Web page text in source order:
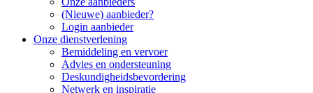
(Nieuwe) aanbieder?
Login aanbieder
Onze dienstverlening
Bemiddeling en vervoer
Advies en ondersteuning
Deskundigheidsbevordering
Netwerk en inspiratie